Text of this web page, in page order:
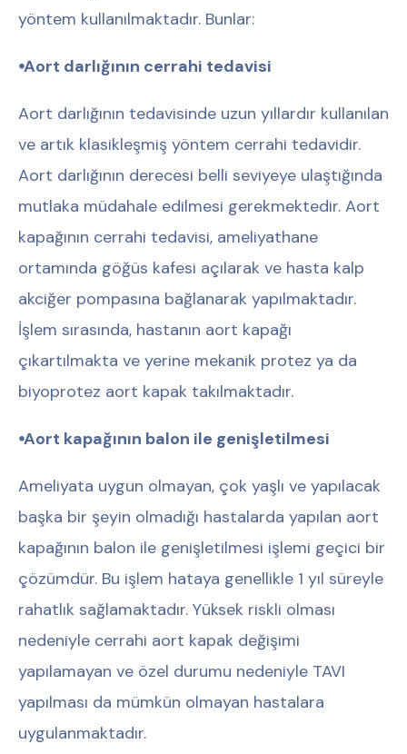
yöntem kullanılmaktadır. Bunlar:
⦁Aort darlığının cerrahi tedavisi
Aort darlığının tedavisinde uzun yıllardır kullanılan
ve artık klasikleşmiş yöntem cerrahi tedavidir.
Aort darlığının derecesi belli seviyeye ulaştığında
mutlaka müdahale edilmesi gerekmektedir. Aort
kapağının cerrahi tedavisi, ameliyathane
ortamında göğüs kafesi açılarak ve hasta kalp
akciğer pompasına bağlanarak yapılmaktadır.
İşlem sırasında, hastanın aort kapağı
çıkartılmakta ve yerine mekanik protez ya da
biyoprotez aort kapak takılmaktadır.
⦁Aort kapağının balon ile genişletilmesi
Ameliyata uygun olmayan, çok yaşlı ve yapılacak
başka bir şeyin olmadığı hastalarda yapılan aort
kapağının balon ile genişletilmesi işlemi geçici bir
çözümdür. Bu işlem hataya genellikle 1 yıl süreyle
rahatlık sağlamaktadır. Yüksek riskli olması
nedeniyle cerrahi aort kapak değişimi
yapılamayan ve özel durumu nedeniyle TAVI
yapılması da mümkün olmayan hastalara
uygulanmaktadır.